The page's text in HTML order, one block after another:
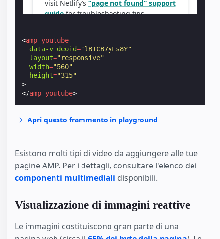
<amp-youtube
data-videoid="lBTCB7yLs8Y"
layout="responsive"
width="560"
height="315"
>
</amp-youtube>
Apri questo frammento in playground
Esistono molti tipi di video da aggiungere alle tue
pagine AMP. Per i dettagli, consultare l'elenco dei
componenti multimediali disponibili.
Visualizzazione di immagini reattive
Le immagini costituiscono gran parte di una